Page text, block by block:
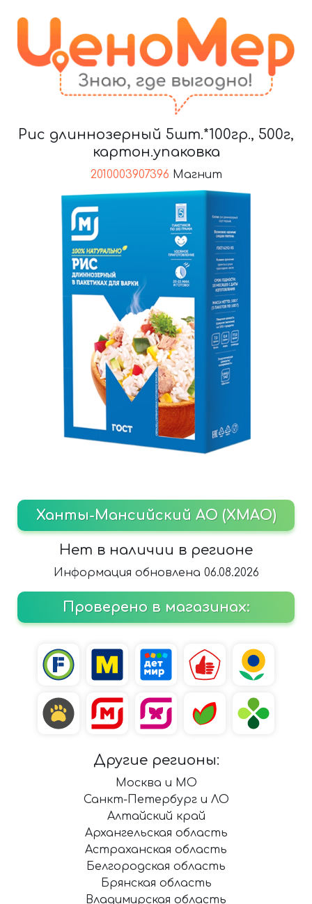
Рис длиннозерный 5шт.*100гр., 500г,
картон.упаковка
2010003907396 Магнит
Ханты-Мансийский АО (ХМАО)
Нет в наличии в регионе
Информация обновлена 06.08.2026
Проверено в магазинах:
Другие регионы:
Москва и МО
Санкт-Петербург и ЛО
Алтайский край
Архангельская область
Астраханская область
Белгородская область
Брянская область
Владимирская область